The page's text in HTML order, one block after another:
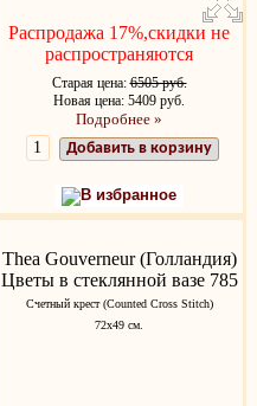
Распродажа 17%,скидки не
распространяются
Старая цена:6505 руб.
Новая цена: 5409 руб.
Подробнее »
Добавить в корзину
В избранное
Thea Gouverneur (Голландия)
Цветы в стеклянной вазе 785
Счетный крест (Counted Cross Stitch)
72х49 см.